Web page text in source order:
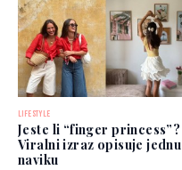
LIFESTYLE
Jeste li “finger princess”?
Viralni izraz opisuje jednu
naviku